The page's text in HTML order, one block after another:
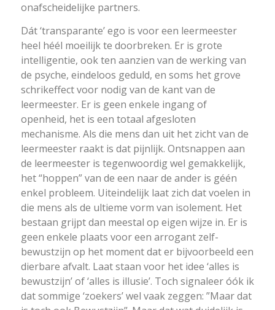
onafscheidelijke partners.
Dát ‘transparante’ ego is voor een leermeester
heel héél moeilijk te doorbreken. Er is grote
intelligentie, ook ten aanzien van de werking van
de psyche, eindeloos geduld, en soms het grove
schrikeffect voor nodig van de kant van de
leermeester. Er is geen enkele ingang of
openheid, het is een totaal afgesloten
mechanisme. Als die mens dan uit het zicht van de
leermeester raakt is dat pijnlijk. Ontsnappen aan
de leermeester is tegenwoordig wel gemakkelijk,
het “hoppen” van de een naar de ander is géén
enkel probleem. Uiteindelijk laat zich dat voelen in
die mens als de ultieme vorm van isolement. Het
bestaan grijpt dan meestal op eigen wijze in. Er is
geen enkele plaats voor een arrogant zelf-
bewustzijn op het moment dat er bijvoorbeeld een
dierbare afvalt. Laat staan voor het idee ‘alles is
bewustzijn’ of ‘alles is illusie’. Toch signaleer óók ik
dat sommige ‘zoekers’ wel vaak zeggen: ”Maar dat